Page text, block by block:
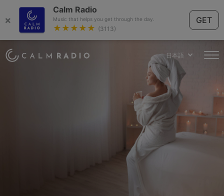
×
Calm Radio
Music that helps you get through the day.
★★★★★ (3113)
GET
日本語